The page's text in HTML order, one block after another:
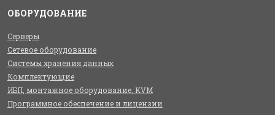
ОБОРУДОВАНИЕ
Серверы
Сетевое оборудование
Системы хранения данных
Комплектующие
ИБП, монтажное оборудование, KVM
Программное обеспечение и лицензии